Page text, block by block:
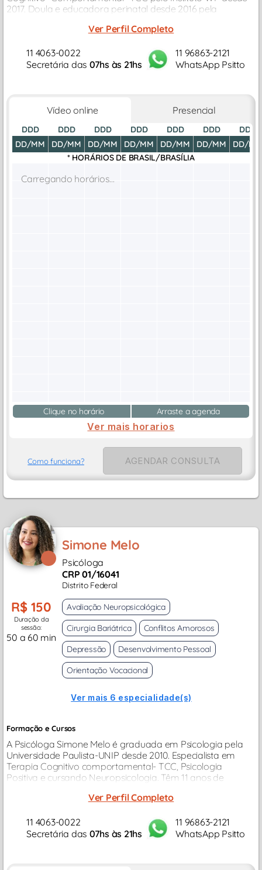
2017. Doula e educadora perinatal desde 2016 pela
Ver Perfil Completo
11 4063-0022
Secretária das 07hs às 21hs
11 96863-2121
WhatsApp Psitto
Vídeo online Presencial
DDD
DD/MM
DDD
DD/MM
DDD
DD/MM
DDD
DD/MM
DDD
DD/MM
DDD
DD/MM
DDD
DD/MM
* HORÁRIOS DE BRASIL/BRASÍLIA
Carregando horários...
Clique no horário Arraste a agenda
Ver mais horarios
Como funciona? AGENDAR CONSULTA
Simone Melo
Psicóloga
CRP 01/16041
Distrito Federal
R$ 150
Duração da
sessão:
50 a 60 min
Avaliação Neuropsicológica
Cirurgia Bariátrica
Conflitos Amorosos
Depressão
Desenvolvimento Pessoal
Orientação Vocacional
Ver mais 6 especialidade(s)
Formação e Cursos
A Psicóloga Simone Melo é graduada em Psicologia pela
Universidade Paulista-UNIP desde 2010. Especialista em
Terapia Cognitivo comportamental- TCC, Psicologia
Positiva e cursando Neuropsicologia. Têm 11 anos de
Ver Perfil Completo
11 4063-0022
Secretária das 07hs às 21hs
11 96863-2121
WhatsApp Psitto